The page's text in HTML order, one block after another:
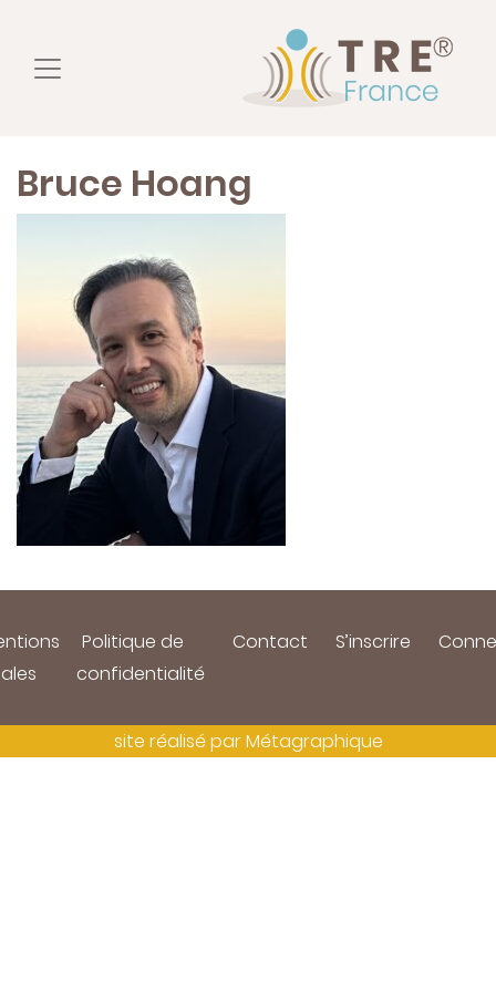
Bruce Hoang
Politique de
confidentialité
Contact S’inscrire
site réalisé parMétagraphique